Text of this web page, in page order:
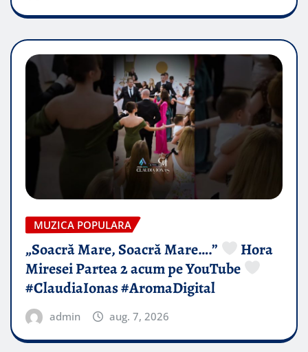
MUZICA POPULARA
„Soacră Mare, Soacră Mare….”
Hora
Miresei Partea 2 acum pe YouTube
#ClaudiaIonas #AromaDigital
admin aug. 7, 2026